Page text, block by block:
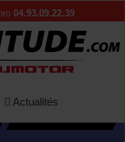
04.93.09.22.39
Actualités